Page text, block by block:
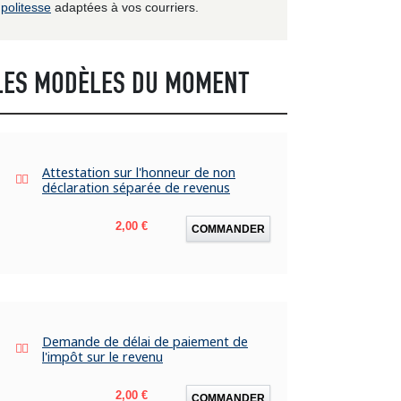
politesse adaptées à vos courriers.
MODÈLES DU MOMENT
Attestation sur l'honneur de non
déclaration séparée de revenus
Prix
2,00 € COMMANDER
Demande de délai de paiement de
l'impôt sur le revenu
Prix
2,00 € COMMANDER